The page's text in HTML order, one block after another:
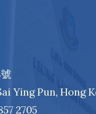
Ying Pun, Hong
2705